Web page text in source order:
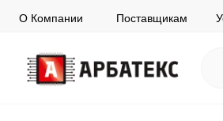
О Компании Поставщикам